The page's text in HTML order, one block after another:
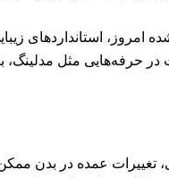
امروز، استانداردهای
در حرفه‌هایی مثل
تغییرات عمده در بدن